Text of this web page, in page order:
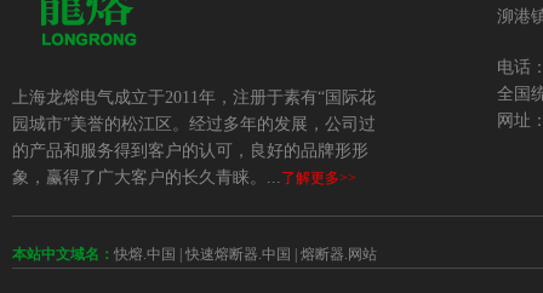
上海龙熔电气成立于2011年，注册于素有“国际花
园城市”美誉的松江区。经过多年的发展，公司过
的产品和服务得到客户的认可，良好的品牌形形
象，赢得了广大客户的长久青睐。...
了解更多>>
泖港
电话
全国
网址
本站中文域名： 快熔.中国 | 快速熔断器.中国 | 熔断器.网站